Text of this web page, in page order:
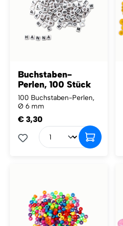
Buchstaben-
Perlen, 100 Stück
100 Buchstaben-Perlen,
Ø 6 mm
€ 3,30